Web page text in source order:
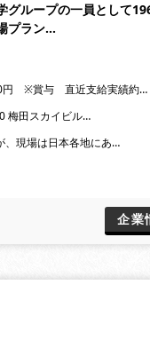
ループの一員として
プラン…
円 ※賞与 直近支給実績約…
梅田スカイビル…
、現場は日本各地にあ…
企業